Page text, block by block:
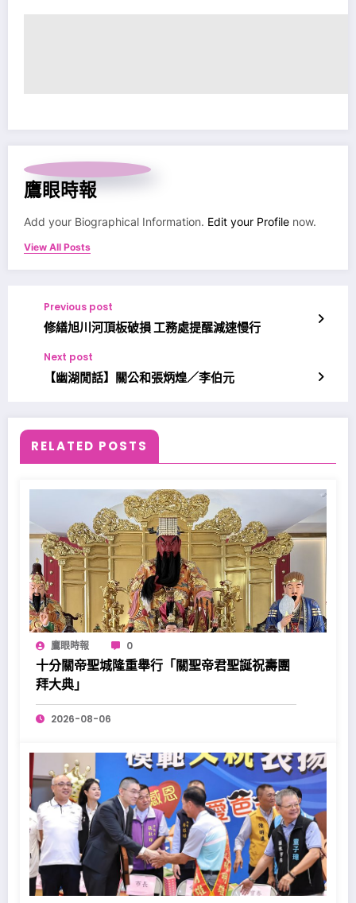
鷹眼時報
Add your Biographical Information. Edit your Profile now.
View All Posts
Previous post
修繕旭川河頂板破損 工務處提醒減速慢行
Next post
【幽湖閒話】關公和張炳煌／李伯元
RELATED POSTS
鷹眼時報 0
十分關帝聖城隆重舉行「關聖帝君聖誕祝壽團
拜大典」
2026-08-06